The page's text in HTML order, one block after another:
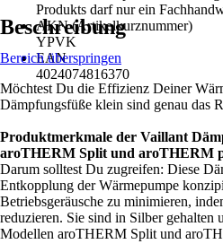
Produkts darf nur ein
AKN (Artikelkurznummer)
YPVK
EAN
4024074816370
Beschreibung
Bereich überspringen
Möchtest Du die Effizienz Deiner
Dämpfungsfüße klein sind genau das
Produktmerkmale der Vaillant
aroTHERM Split und aroTHERM
Darum solltest Du zugreifen: Diese
Entkopplung der Wärmepumpe
Betriebsgeräusche zu minimieren,
reduzieren. Sie sind in Silber gehalten
Modellen aroTHERM Split und